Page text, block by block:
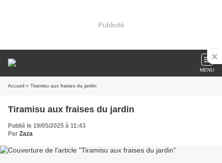
Publicité
MENU
Accueil » Tiramisu aux fraises du jardin
Tiramisu aux fraises du jardin
Publié le 19/05/2025 à 11:43
Par Zaza